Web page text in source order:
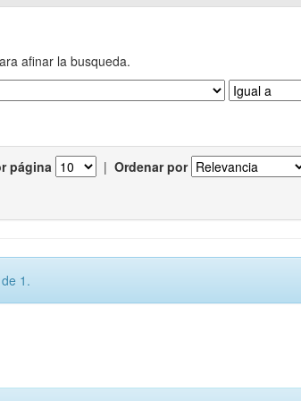
afinar la busqueda.
página | Ordenar por
1.